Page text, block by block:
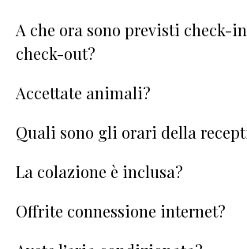
Text Section
A che ora sono previsti check-
check-out?
Il check-in é disponibile dalle ore 15:00 alle ore
Accettate animali?
Non sono ammessi animali.
Quali sono gli orari della
La reception è aperta dalle 07:30 alle 23:00.
La colazione è inclusa?
La nostra buonissima colazione è sempre
Offrite connessione internet?